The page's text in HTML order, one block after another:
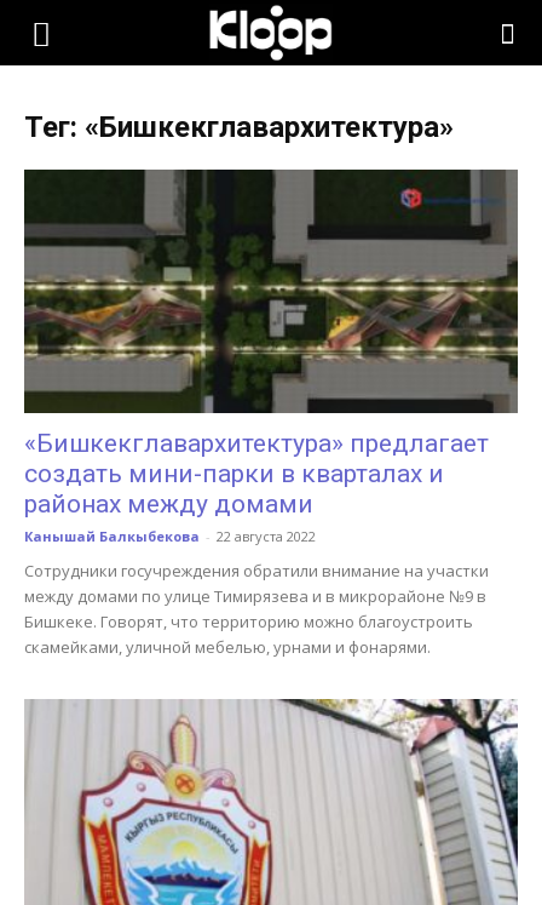
KLOOP.KG
Новости
Кыргызстана
Тег: «Бишкекглавархитектура»
«Бишкекглавархитектура» предлагает
создать мини-парки в кварталах и
районах между домами
Канышай Балкыбекова - 22 августа 2022
Сотрудники госучреждения обратили внимание на участки
между домами по улице Тимирязева и в микрорайоне №9 в
Бишкеке. Говорят, что территорию можно благоустроить
скамейками, уличной мебелью, урнами и фонарями.